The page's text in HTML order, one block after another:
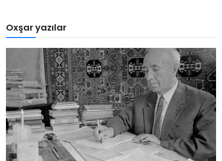
Oxşar yazılar